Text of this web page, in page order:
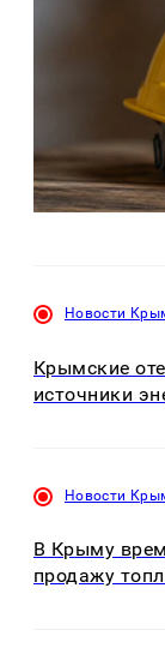
Новости
Крымские
источники
Новости
В Крыму
продажу